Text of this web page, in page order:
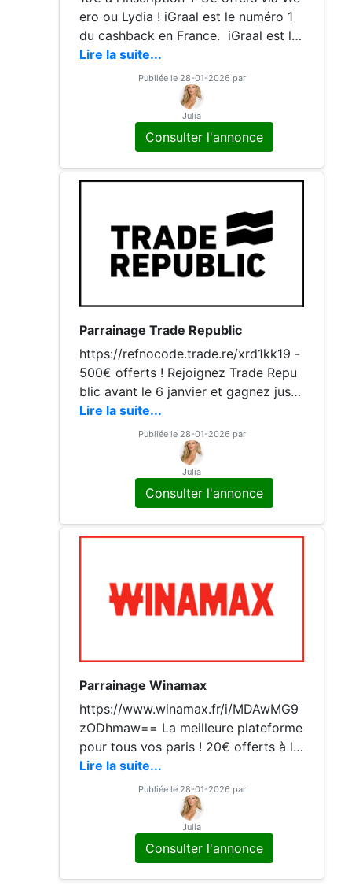
ero ou Lydia ! iGraal est le numéro 1
du cashback en France. iGraal est la
meilleure solution de cashback avec
Poulpéo pour récupérer de
Lire la suite...
Publiée le 28-01-2026 par
Julia
Consulter l'annonce
Parrainage Trade Republic
https://refnocode.trade.re/xrd1kk19 -
500€ offerts ! Rejoignez Trade Repu
blic avant le 6 janvier et gagnez jusq
u'à 500 € en actions comme bonus d
e bienvenue. https://refnocode.trade.
re/xrd1kk19 Il faut investir minimum 1
Lire la suite...
Publiée le 28-01-2026 par
Julia
Consulter l'annonce
Parrainage Winamax
https://www.winamax.fr/i/MDAwMG9
zODhmaw== La meilleure plateforme
pour tous vos paris ! 20€ offerts à l'i
nscription dès 15€ déposés ! Alors pa
riez en toute sécurité avec Winamax.
https://www.winamax.fr/i/MDAwMG9
Lire la suite...
Publiée le 28-01-2026 par
Julia
Consulter l'annonce